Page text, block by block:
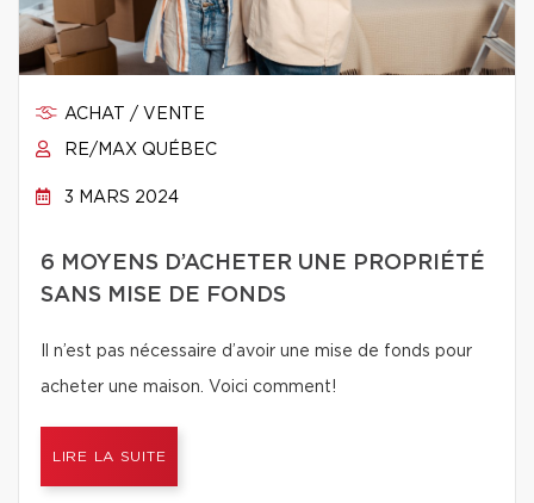
ACHAT / VENTE
RE/MAX QUÉBEC
3 MARS 2024
6 MOYENS D’ACHETER UNE PROPRIÉTÉ
SANS MISE DE FONDS
Il n’est pas nécessaire d’avoir une mise de fonds pour
acheter une maison. Voici comment!
LIRE LA SUITE